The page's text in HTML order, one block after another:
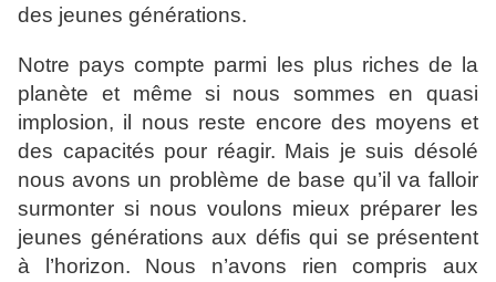
des jeunes générations.
Notre pays compte parmi les plus riches de la
planète et même si nous sommes en quasi
implosion, il nous reste encore des moyens et
des capacités pour réagir. Mais je suis désolé
nous avons un problème de base qu’il va falloir
surmonter si nous voulons mieux préparer les
jeunes générations aux défis qui se présentent
à l’horizon. Nous n’avons rien compris aux